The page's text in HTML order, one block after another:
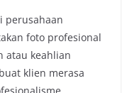
perusahaan
foto profesional
atau keahlian
klien merasa